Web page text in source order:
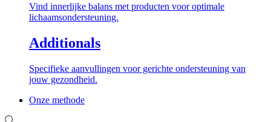
Vind innerlijke balans met producten voor optimale
lichaamsondersteuning.
Additionals
Specifieke aanvullingen voor gerichte ondersteuning van
jouw gezondheid.
Onze methode